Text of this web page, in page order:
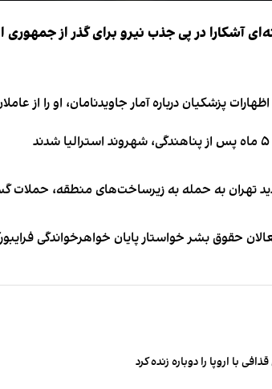
آشکارا در پی جذب نیرو برای گذر از
پزشکیان درباره آمار جاویدنامان، او را از
تهران به حمله به زیرساخت‌های منطقه، حملات
حقوق بشر خواستار پایان خواهرخواندگی
با اروپا را دوباره زنده کرد